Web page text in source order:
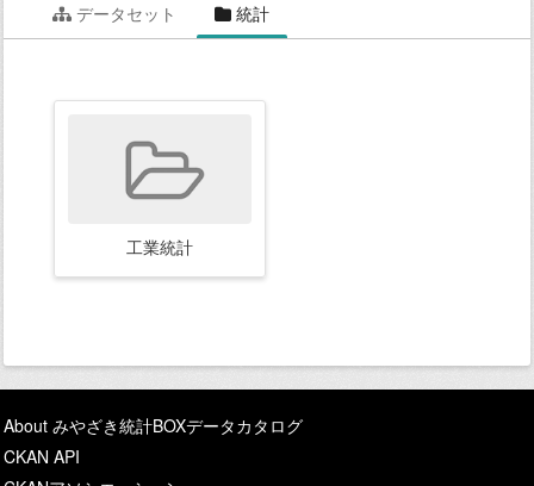
データセット 統計
工業統計
About みやざき統計BOXデータカタログ
CKAN API